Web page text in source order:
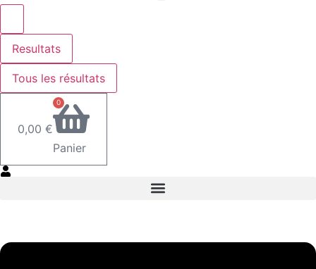
Resultats
Tous les résultats
0,00 €
0
Panier